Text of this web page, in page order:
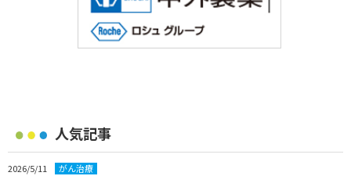
人気記事
2026/5/11 がん治療